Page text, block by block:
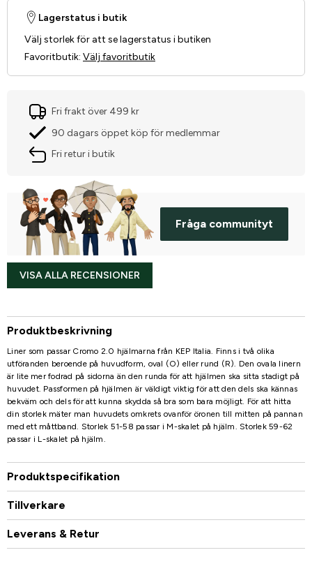
Lagerstatus i butik
Välj storlek för att se lagerstatus i butiken
Favoritbutik: Välj favoritbutik
Fri frakt över 499 kr
90 dagars öppet köp för medlemmar
Fri retur i butik
Fråga communityt
VISA ALLA RECENSIONER
Produktbeskrivning
Liner som passar Cromo 2.0 hjälmarna från KEP Italia. Finns i två olika
utföranden beroende på huvudform, oval (O) eller rund (R). Den ovala linern
är lite mer fodrad på sidorna än den runda för att hjälmen ska sitta stadigt på
huvudet. Passformen på hjälmen är väldigt viktig för att den dels ska kännas
bekväm och dels för att kunna skydda så bra som bara möjligt. För att hitta
din storlek mäter man huvudets omkrets ovanför öronen till mitten på pannan
med ett måttband. Storlek 51-58 passar i M-skalet på hjälm. Storlek 59-62
passar i L-skalet på hjälm.
Produktspecifikation
Tillverkare
Leverans & Retur